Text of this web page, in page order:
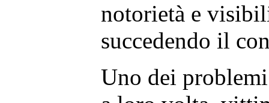
notorietà e
succedendo il
Uno dei